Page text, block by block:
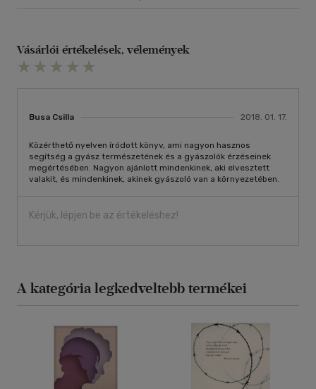
Vásárlói értékelések, vélemények
Busa Csilla 2018. 01. 17.
Közérthető nyelven íródott könyv, ami nagyon hasznos
segítség a gyász természetének és a gyászolók érzéseinek
megértésében. Nagyon ajánlott mindenkinek, aki elvesztett
valakit, és mindenkinek, akinek gyászoló van a környezetében.
Kérjük, lépjen be az értékeléshez!
A kategória legkedveltebb termékei